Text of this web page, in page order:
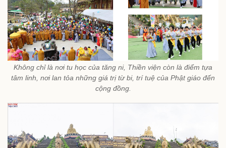
Không chỉ là nơi tu học của tăng ni, Thiền viện còn là điểm tựa
tâm linh, nơi lan tỏa những giá trị từ bi, trí tuệ của Phật giáo đến
cộng đồng.